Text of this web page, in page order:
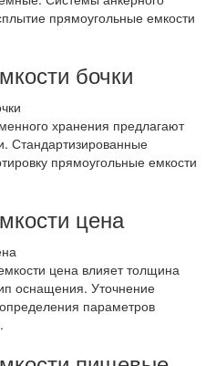
прямоугольные емкости
бочки
хранения предлагают
Стандартизированные
прямоугольные емкости
цена
цена влияет толщина
оснащения. Уточнение
параметров